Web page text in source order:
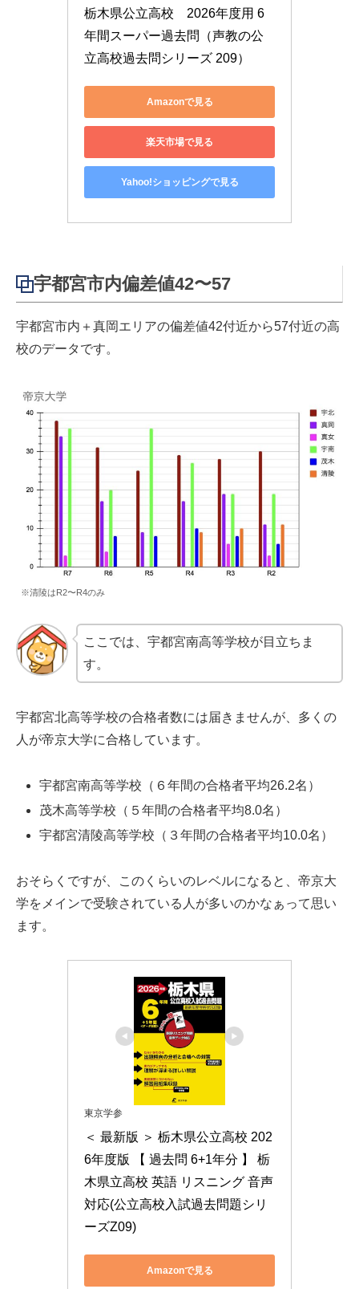
栃木県公立高校　2026年度用 6
年間スーパー過去問（声教の公
立高校過去問シリーズ 209）
Amazonで見る
楽天市場で見る
Yahoo!ショッピングで見る
宇都宮市内偏差値42〜57
宇都宮市内＋真岡エリアの偏差値42付近から57付近の高
校のデータです。
※清陵はR2〜R4のみ
ここでは、宇都宮南高等学校が目立ちま
す。
宇都宮北高等学校の合格者数には届きませんが、多くの
人が帝京大学に合格しています。
宇都宮南高等学校（６年間の合格者平均26.2名）
茂木高等学校（５年間の合格者平均8.0名）
宇都宮清陵高等学校（３年間の合格者平均10.0名）
おそらくですが、このくらいのレベルになると、帝京大
学をメインで受験されている人が多いのかなぁって思い
ます。
東京学参
＜ 最新版 ＞ 栃木県公立高校 202
6年度版 【 過去問 6+1年分 】 栃
木県立高校 英語 リスニング 音声
対応(公立高校入試過去問題シリ
ーズZ09)
Amazonで見る